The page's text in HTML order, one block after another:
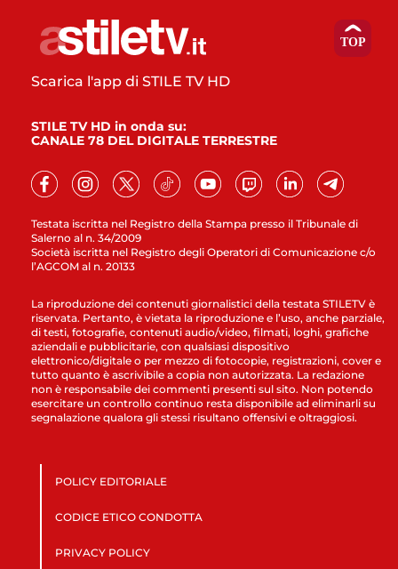
Testata iscritta nel Registro della Stampa presso il Tribunale di
Salerno al n. 34/2009
Società iscritta nel Registro degli Operatori di Comunicazione c/o
l’AGCOM al n. 20133
Scarica l'app di STILE TV HD
STILE TV HD in onda su:
CANALE 78 DEL DIGITALE TERRESTRE
La riproduzione dei contenuti giornalistici della testata STILETV è
riservata. Pertanto, è vietata la riproduzione e l’uso, anche parziale,
di testi, fotografie, contenuti audio/video, filmati, loghi, grafiche
aziendali e pubblicitarie, con qualsiasi dispositivo
elettronico/digitale o per mezzo di fotocopie, registrazioni, cover e
tutto quanto è ascrivibile a copia non autorizzata. La redazione
non è responsabile dei commenti presenti sul sito. Non potendo
esercitare un controllo continuo resta disponibile ad eliminarli su
segnalazione qualora gli stessi risultano offensivi e oltraggiosi.
POLICY EDITORIALE
CODICE ETICO CONDOTTA
PRIVACY POLICY